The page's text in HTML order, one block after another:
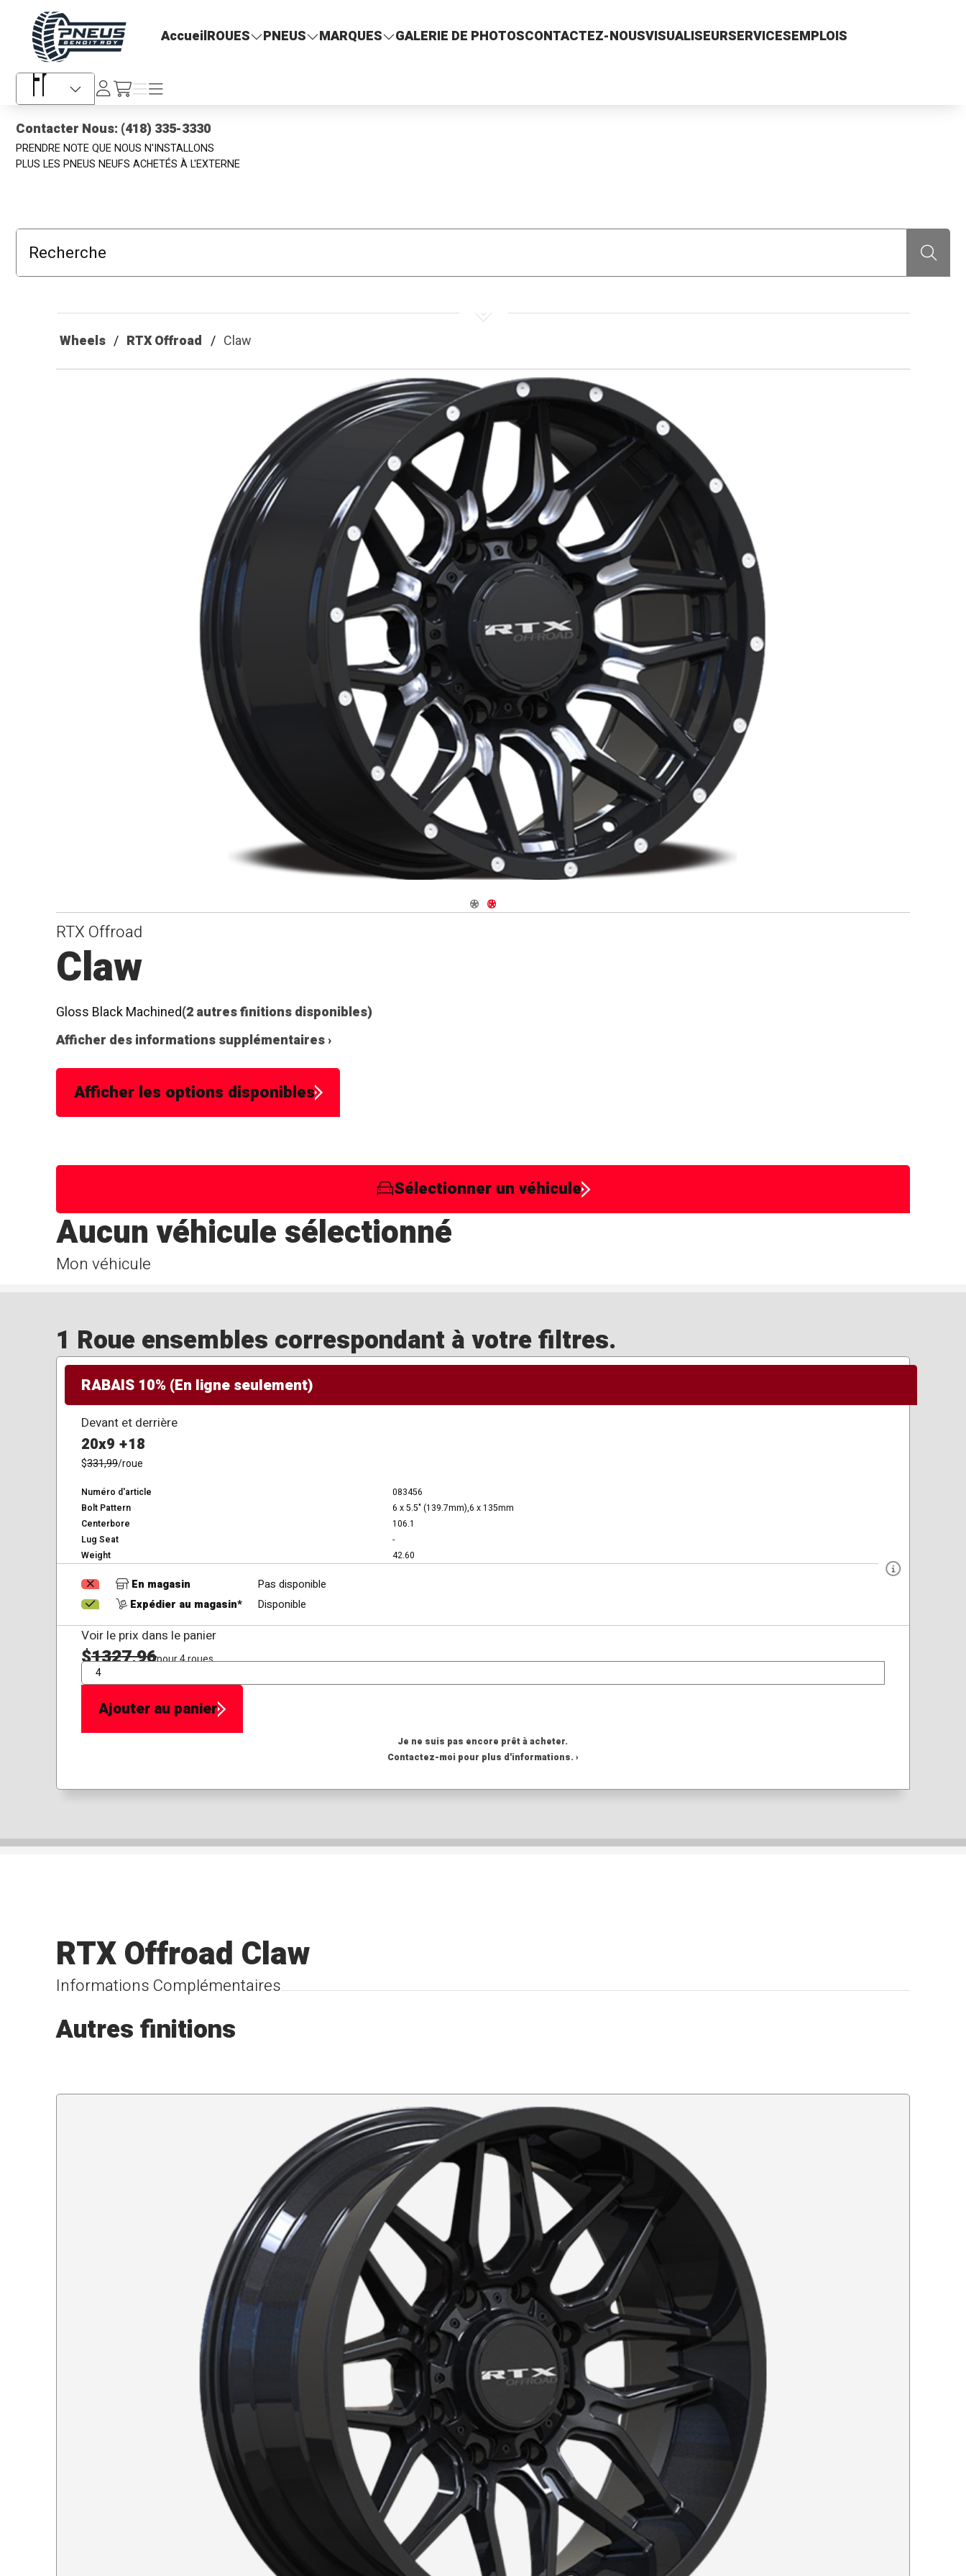
Pneus Benoit Roy
AccueilROUES PNEUS MARQUES GALERIE DE PHOTOSCONTACTEZ-NOUSVISUALISEURSERVICESEMPLOIS
Sélecteur de langue
Se
connecter/fr/cart
Menu
Menu
Contacter Nous: (418) 335-3330
PRENDRE NOTE QUE NOUS N'INSTALLONS
PLUS LES PNEUS NEUFS ACHETÉS À L'EXTERNE
Recherche
Wheels RTX Offroad Claw
Navigate 1
Navigate 2
RTX Offroad
Claw
Gloss Black Machined(2 autres finitions disponibles)
Afficher des informations supplémentaires ›
Afficher les options disponibles
Sélectionner un véhicule
Mon véhicule
Aucun véhicule sélectionné
1 Roue ensembles correspondant à votre filtres.
RABAIS 10% (En ligne seulement)
Devant et derrière
20x9 +18
$331,99/roue
Numéro d'article
083456
Bolt Pattern
6 x 5.5" (139.7mm),6 x 135mm
Centerbore
106.1
Lug Seat
-
Weight
42.60
En magasin
Pas disponible
Expédier au magasin*
Disponible
Voir le prix dans le panier
$1327,96pour 4 roues
QTÉ
Ajouter au panier
Je ne suis pas encore prêt à acheter.
Contactez-moi pour plus d'informations. ›
Informations Complémentaires
RTX Offroad Claw
Autres finitions